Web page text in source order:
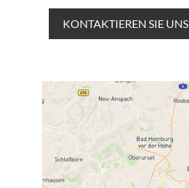
KONTAKTIEREN SIE UNS